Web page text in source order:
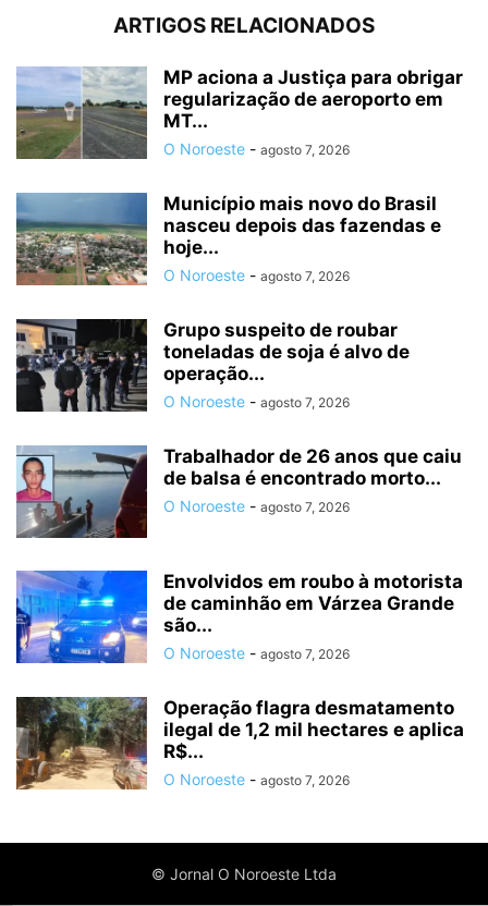
ARTIGOS RELACIONADOS
MP aciona a Justiça para obrigar
regularização de aeroporto em
MT...
O Noroeste - agosto 7, 2026
Município mais novo do Brasil
nasceu depois das fazendas e
hoje...
O Noroeste - agosto 7, 2026
Grupo suspeito de roubar
toneladas de soja é alvo de
operação...
O Noroeste - agosto 7, 2026
Trabalhador de 26 anos que caiu
de balsa é encontrado morto...
O Noroeste - agosto 7, 2026
Envolvidos em roubo à motorista
de caminhão em Várzea Grande
são...
O Noroeste - agosto 7, 2026
Operação flagra desmatamento
ilegal de 1,2 mil hectares e aplica
R$...
O Noroeste - agosto 7, 2026
© Jornal O Noroeste Ltda